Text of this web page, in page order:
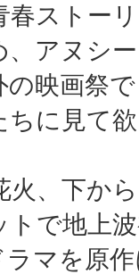
ストー
、アヌシ
の映画祭
に見て
火、下か
トで地上
マを原